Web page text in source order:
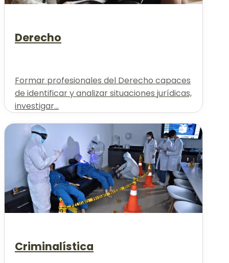
Derecho
Formar profesionales del Derecho capaces
de identificar y analizar situaciones jurídicas,
investigar...
Criminalística